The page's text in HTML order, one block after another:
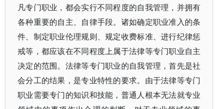
凡专门职业，都会实行不同程度的自我管理，并拥有
各种重要的自主、自律手段。诸如确定职业准入的条
件、制定职业伦理规则、规定收费标准、进行纪律惩
戒等，都应该在不同程度上属于法律等专门职业自主
决定的范围。法律等专门职业的自我管理，首先是社
会分工的结果，是专业特性的要求。由于法律等专门
职业需要专门的知识和技能，普通人根本无法就专业